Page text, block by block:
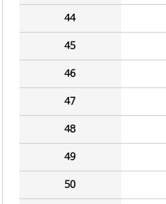
44
45
46
47
48
49
50